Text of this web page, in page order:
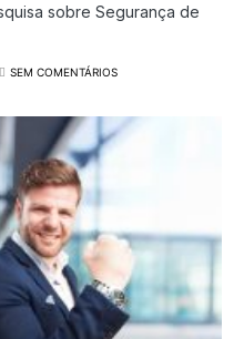
sobre Segurança de
SEM COMENTÁRIOS